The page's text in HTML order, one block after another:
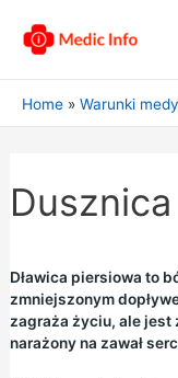
Home Warunki
Dusznica
Dławica piersiowa to
zmniejszonym
zagraża życiu, ale jest
narażony na zawał